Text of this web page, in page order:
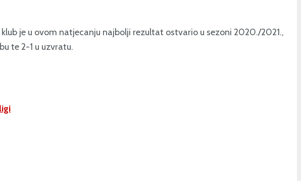
je u ovom natjecanju najbolji rezultat ostvario u sezoni 2020./2021.,
te 2-1 u uzvratu.